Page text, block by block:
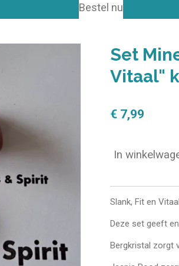
Bestel nu
Set
Vitaal"
€ 7,99
In
Slank, Fit en Vitaal
Deze set geeft
Bergkristal zorgt